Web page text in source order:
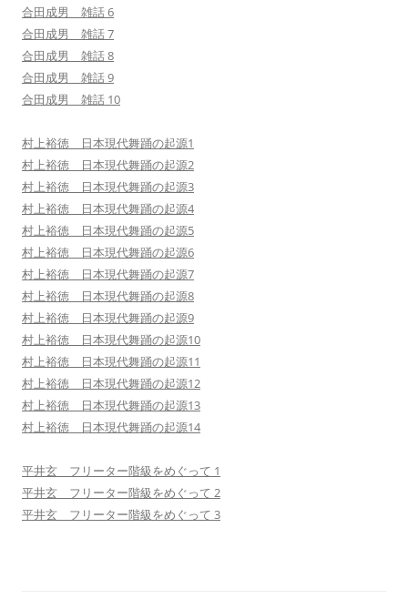
合田成男 雑話 6
合田成男 雑話 7
合田成男 雑話 8
合田成男 雑話 9
合田成男 雑話 10
村上裕徳 日本現代舞踊の起源1
村上裕徳 日本現代舞踊の起源2
村上裕徳 日本現代舞踊の起源3
村上裕徳 日本現代舞踊の起源4
村上裕徳 日本現代舞踊の起源5
村上裕徳 日本現代舞踊の起源6
村上裕徳 日本現代舞踊の起源7
村上裕徳 日本現代舞踊の起源8
村上裕徳 日本現代舞踊の起源9
村上裕徳 日本現代舞踊の起源10
村上裕徳 日本現代舞踊の起源11
村上裕徳 日本現代舞踊の起源12
村上裕徳 日本現代舞踊の起源13
村上裕徳 日本現代舞踊の起源14
平井玄 フリーター階級をめぐって 1
平井玄 フリーター階級をめぐって 2
平井玄 フリーター階級をめぐって 3